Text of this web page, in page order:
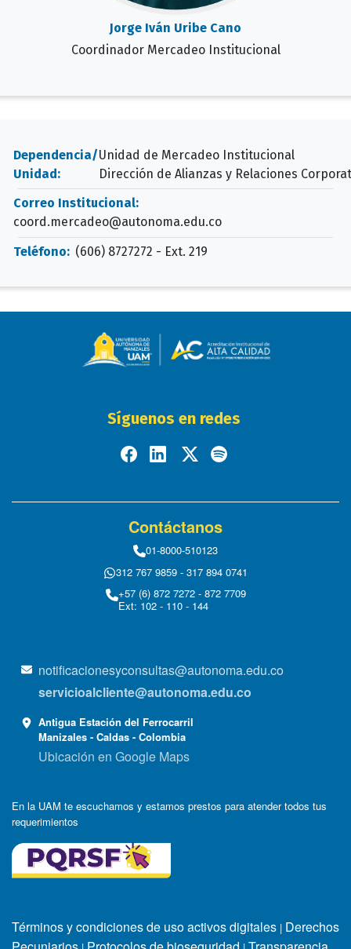
Jorge Iván Uribe Cano
Coordinador Mercadeo Institucional
Dependencia/
Unidad:
Unidad de Mercadeo Institucional
Dirección de Alianzas y Relaciones
Correo Institucional:
coord.mercadeo@autonoma.edu.co
Teléfono: (606) 8727272 - Ext. 219
Síguenos en redes
Contáctanos
01-8000-510123
312 767 9859 - 317 894 0741
+57 (6) 872 7272 - 872 7709
Ext: 102 - 110 - 144
notificacionesyconsultas@autonoma.edu.co
servicioalcliente@autonoma.edu.co
Antigua Estación del Ferrocarril
Manizales - Caldas - Colombia
Ubicación en Google Maps
En la UAM te escuchamos y estamos prestos para atender todos tus
requerimientos
Términos y condiciones de uso activos digitales | Derechos